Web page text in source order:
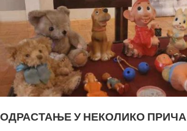
ОДРАСТАЊЕ У НЕКОЛИКО ПРИЧА